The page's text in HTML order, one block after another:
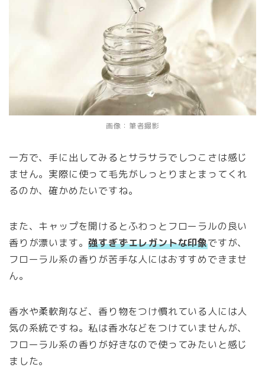
画像：筆者撮影
一方で、手に出してみるとサラサラでしつこさは感じ
ません。実際に使って毛先がしっとりまとまってくれ
るのか、確かめたいですね。
また、キャップを開けるとふわっとフローラルの良い
香りが漂います。強すぎずエレガントな印象ですが、
フローラル系の香りが苦手な人にはおすすめできませ
ん。
香水や柔軟剤など、香り物をつけ慣れている人には人
気の系統ですね。私は香水などをつけていませんが、
フローラル系の香りが好きなので使ってみたいと感じ
ました。